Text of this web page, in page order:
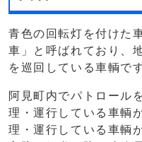
青色の回転灯を付けた
車」と呼ばれており、
を巡回している車輌です
阿見町内でパトロール
理・運行している車輌
理・運行している車輌